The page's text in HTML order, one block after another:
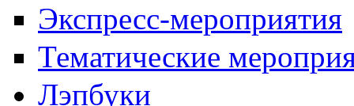
Экспресс-мероприятия
Тематические
Лэпбуки